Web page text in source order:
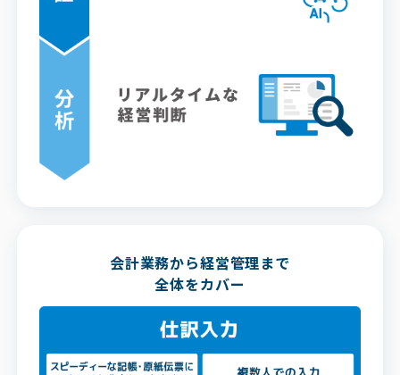
会計業務から経営管理まで
全体をカバー